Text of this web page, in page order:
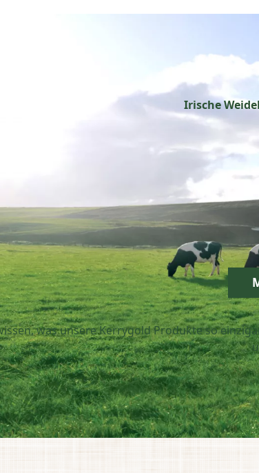
Irische
was unsere Kerrygold Produkte so